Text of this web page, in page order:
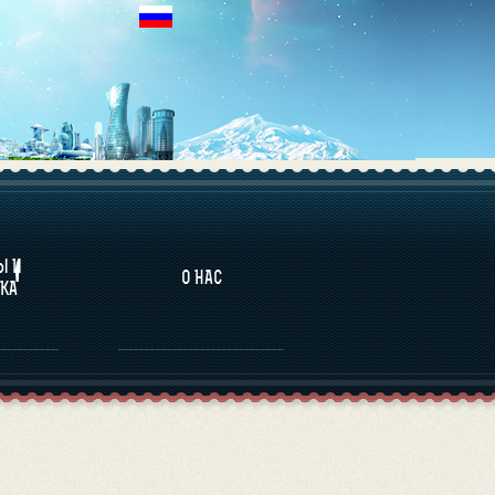
И
О НАС